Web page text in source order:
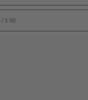
1 St)